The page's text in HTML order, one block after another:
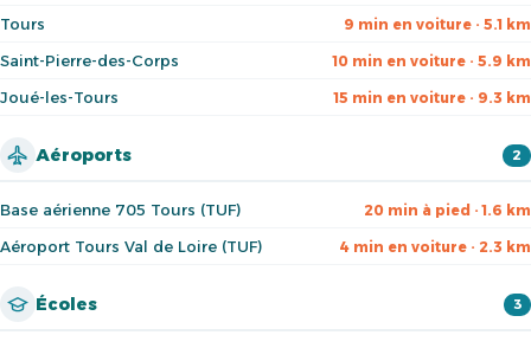
Tours 9 min en voiture · 5.1 km
Saint-Pierre-des-Corps 10 min en voiture · 5.9 km
Joué-les-Tours 15 min en voiture · 9.3 km
Aéroports 2
Base aérienne 705 Tours (TUF) 20 min à pied · 1.6 km
Aéroport Tours Val de Loire (TUF) 4 min en voiture · 2.3 km
Écoles 3